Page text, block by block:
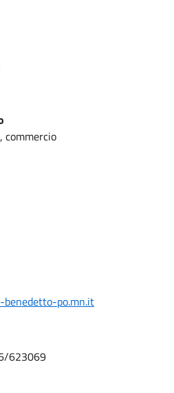
commercio
benedetto-po.mn.it
623069